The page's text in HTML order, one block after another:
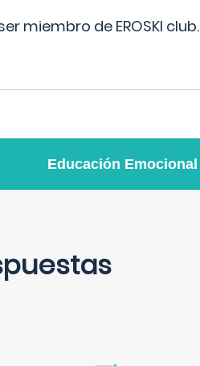
miembro de EROSKI club.
Educación Emocional